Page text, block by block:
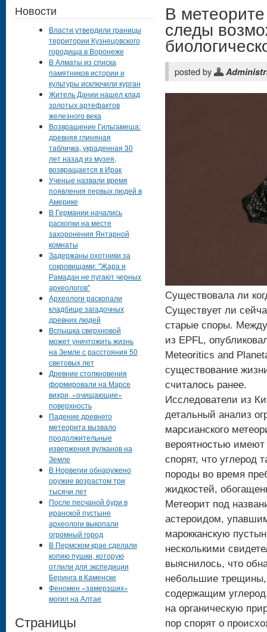
В
следы
posted by
Существовала ли
Существует ли
старые споры.
из EPFL,
Meteoritics and
существование
считалось ранее.
Исследователи из
детальный анализ
марсианского
вероятностью
спорят, что углерод
породы во время
жидкостей,
Метеорит под
астероидом,
марокканскую
несколькими
выяснилось, что
небольшие
содержащим
на органическую
пор спорят о
Новости
Власти утвердили границы
территории Кузнецовского
городища в Воронеже
В Алматы из списка
памятников истории и
культуры исключили курган
Житель Дании нашел клад
золотых артефактов
железного века
Возвращение Гильгамеша:
древняя глиняная
табличка, украденная 30
лет назад из музея,
возвращается в Ирак
Ученые назвали время
появления первых людей в
Америке
В Германии начались
раскопки на месте
захоронения Янтарной
комнаты
Задержаны охотники за
сокровищами: "Жара и
Рамадан не пугают черных
археологов"
Археологи раскопали
кладбище загадочных
древних людей
Вспышка сверхновой
может уничтожить жизнь
на Земле с расстояния 50
световых лет
Древние столкновения
формировали на Марсе
вихри, «очищающие»
поверхность
Падение древнего
метеорита вызвало
продолжительные
извержения вулканов на
Земле
В Норвегии обнаружено
оружие возрастом три
тысячи лет
После песчаной бури в
иранской пустыне
археологи выкопали
огромный город
В Пермском крае сделали
копию пушки, которую
отлили для экспедиции
Беринга в Каменске
Феномен «замерзших»
могил на Алтае
Страницы